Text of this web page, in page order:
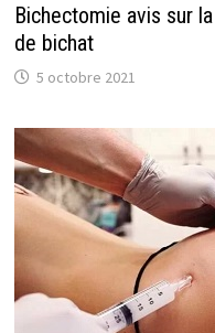
Bichectomie avis sur
de bichat
5 octobre 2021